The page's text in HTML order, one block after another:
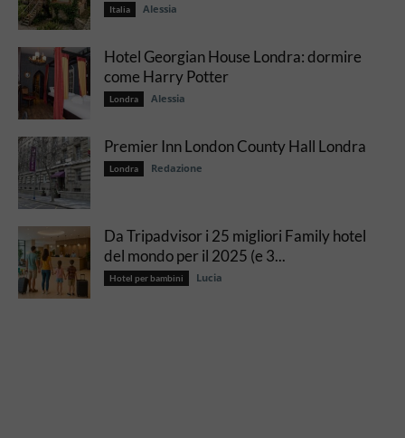
Italia Alessia
Hotel Georgian House Londra: dormire
come Harry Potter
Londra Alessia
Premier Inn London County Hall Londra
Londra Redazione
Da Tripadvisor i 25 migliori Family hotel
del mondo per il 2025 (e 3...
Hotel per bambini Lucia